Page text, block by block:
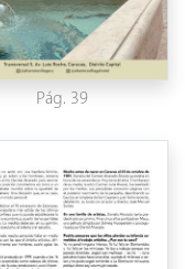
Pág. 39